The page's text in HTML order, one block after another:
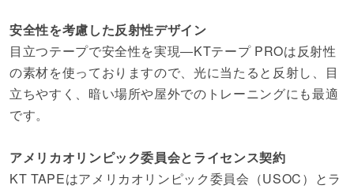
安全性を考慮した反射性デザイン
目立つテープで安全性を実現―KTテープ PROは反射性
の素材を使っておりますので、光に当たると反射し、目
立ちやすく、暗い場所や屋外でのトレーニングにも最適
です。
アメリカオリンピック委員会とライセンス契約
KT TAPEはアメリカオリンピック委員会（USOC）とラ